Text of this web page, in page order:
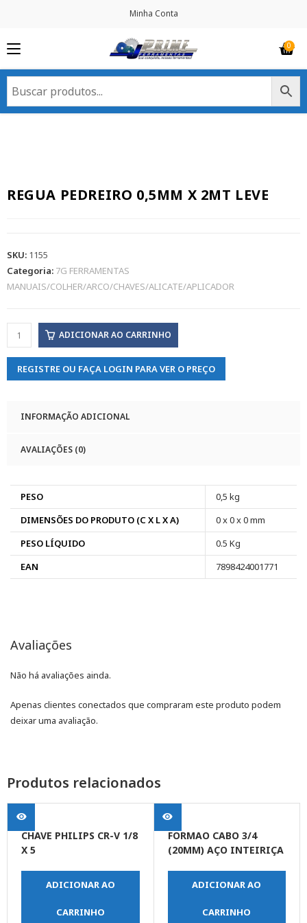
Minha Conta
REGUA PEDREIRO 0,5MM X 2MT LEVE
SKU: 1155
Categoria: 7G FERRAMENTAS
MANUAIS/COLHER/ARCO/CHAVES/ALICATE/APLICADOR
ADICIONAR AO CARRINHO
REGISTRE OU FAÇA LOGIN PARA VER O PREÇO
INFORMAÇÃO ADICIONAL
AVALIAÇÕES (0)
PESO
0,5 kg
DIMENSÕES DO PRODUTO (C X L X A)
0 x 0 x 0 mm
PESO LÍQUIDO
0.5 Kg
EAN
7898424001771
Avaliações
Não há avaliações ainda.
Apenas clientes conectados que compraram este produto podem
deixar uma avaliação.
Produtos relacionados
CHAVE PHILIPS CR-V 1/8
X 5
ADICIONAR AO
CARRINHO
FORMAO CABO 3/4
(20MM) AÇO INTEIRIÇA
ADICIONAR AO
CARRINHO